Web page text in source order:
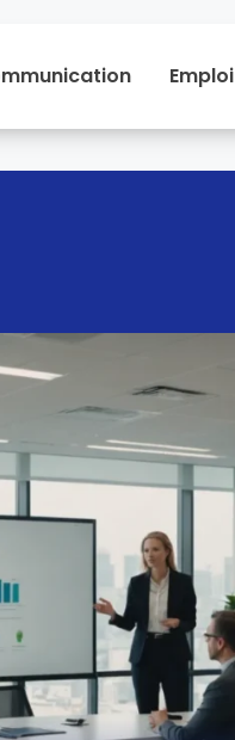
Emploi